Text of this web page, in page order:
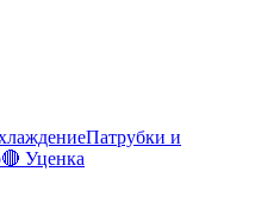
Патрубки и
🔴 Уценка